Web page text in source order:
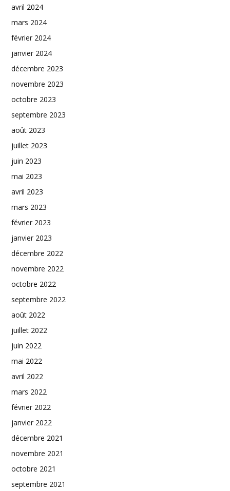
avril 2024
mars 2024
février 2024
janvier 2024
décembre 2023
novembre 2023
octobre 2023
septembre 2023
août 2023
juillet 2023
juin 2023
mai 2023
avril 2023
mars 2023
février 2023
janvier 2023
décembre 2022
novembre 2022
octobre 2022
septembre 2022
août 2022
juillet 2022
juin 2022
mai 2022
avril 2022
mars 2022
février 2022
janvier 2022
décembre 2021
novembre 2021
octobre 2021
septembre 2021